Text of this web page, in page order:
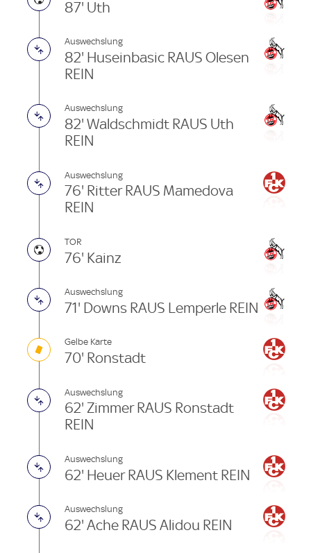
87' Uth
Auswechslung
82' Huseinbasic RAUS Olesen
REIN
Auswechslung
82' Waldschmidt RAUS Uth
REIN
Auswechslung
76' Ritter RAUS Mamedova
REIN
TOR
76' Kainz
Auswechslung
71' Downs RAUS Lemperle REIN
Gelbe Karte
70' Ronstadt
Auswechslung
62' Zimmer RAUS Ronstadt
REIN
Auswechslung
62' Heuer RAUS Klement REIN
Auswechslung
62' Ache RAUS Alidou REIN